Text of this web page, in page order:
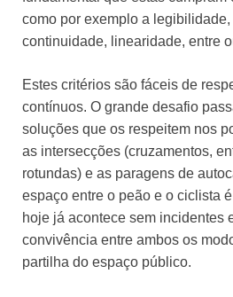
como por exemplo a
continuidade, linearidade, entre
Estes critérios são fáceis de
contínuos. O grande desafio
soluções que os respeitem nos
as intersecções (cruzamentos,
rotundas) e as paragens de
espaço entre o peão e o ciclista
hoje já acontece sem incidentes
convivência entre ambos os
partilha do espaço público.